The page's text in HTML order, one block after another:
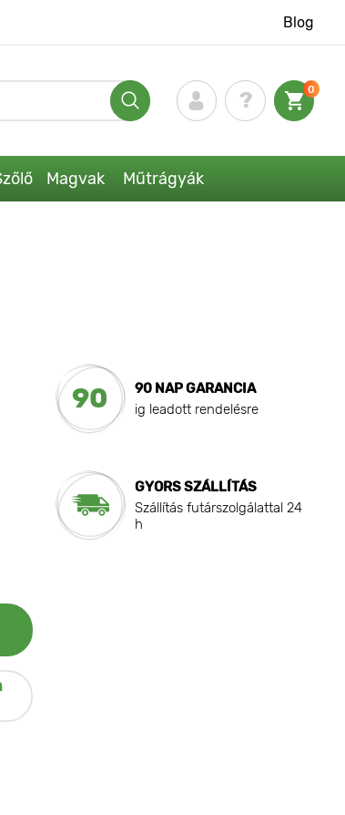
Blog
0
Magvak Műtrágyák
90
90 NAP GARANCIA
ig leadott rendelésre
GYORS SZÁLLÍTÁS
Szállítás futárszolgálattal 24
h